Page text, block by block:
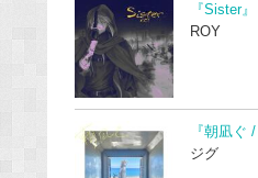
『Sister』
ROY
『朝凪ぐ
ジグ